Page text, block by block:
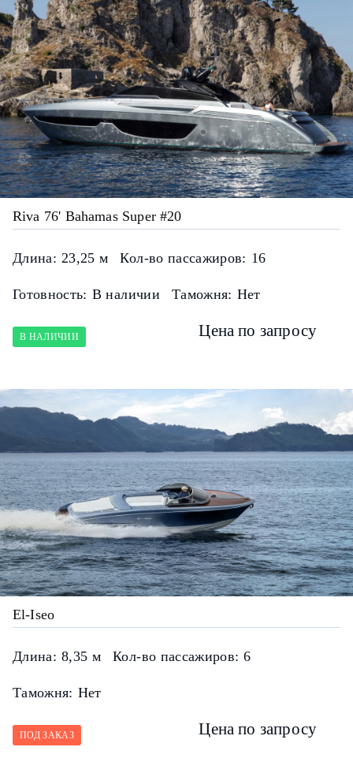
Riva 76' Bahamas Super #20
Длина: 23,25 м Кол-во пассажиров: 16
Готовность: В наличии Таможня: Нет
В НАЛИЧИИ Цена по запросу
El-Iseo
Длина: 8,35 м Кол-во пассажиров: 6
Таможня: Нет
ПОД ЗАКАЗ Цена по запросу